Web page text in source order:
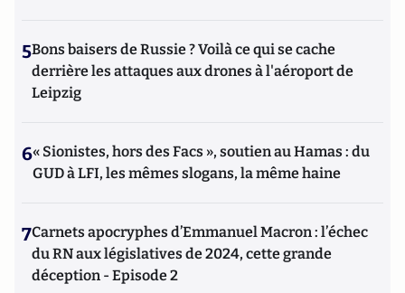
5Bons baisers de Russie ? Voilà ce qui se cache
derrière les attaques aux drones à l'aéroport de
Leipzig
6« Sionistes, hors des Facs », soutien au Hamas : du
GUD à LFI, les mêmes slogans, la même haine
7Carnets apocryphes d’Emmanuel Macron : l’échec
du RN aux législatives de 2024, cette grande
déception - Episode 2